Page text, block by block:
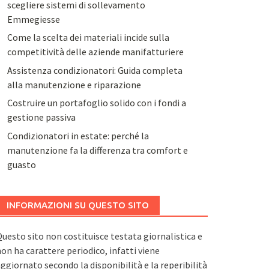
scegliere sistemi di sollevamento
Emmegiesse
Come la scelta dei materiali incide sulla
competitività delle aziende manifatturiere
Assistenza condizionatori: Guida completa
alla manutenzione e riparazione
Costruire un portafoglio solido con i fondi a
gestione passiva
Condizionatori in estate: perché la
manutenzione fa la differenza tra comfort e
guasto
INFORMAZIONI SU QUESTO SITO
sito non costituisce testata giornalistica e
ha carattere periodico, infatti viene
secondo la disponibilità e la reperibilità